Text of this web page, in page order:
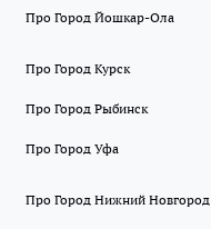
Про Город Йошкар-Ола
Про Город Курск
Про Город Рыбинск
Про Город Уфа
Про Город Нижний Новгород